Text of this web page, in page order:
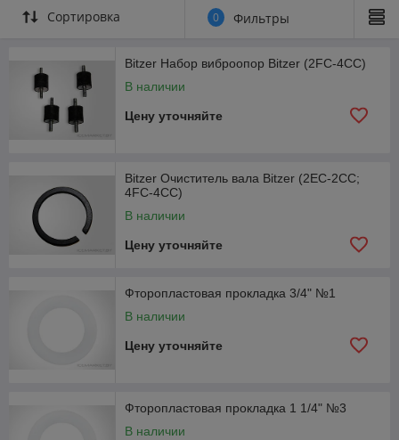
Сортировка 0 Фильтры
Bitzer Набор виброопор Bitzer (2FC-4CC)
В наличии
Цену уточняйте
Bitzer Очиститель вала Bitzer (2EC-2CC;
4FC-4CC)
В наличии
Цену уточняйте
Фторопластовая прокладка 3/4" №1
В наличии
Цену уточняйте
Фторопластовая прокладка 1 1/4" №3
В наличии